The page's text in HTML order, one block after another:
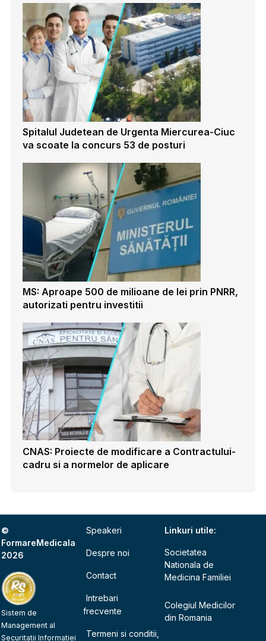
Spitalul Judetean de Urgenta Miercurea-Ciuc
va scoate la concurs 53 de posturi
MS: Aproape 500 de milioane de lei prin PNRR,
autorizati pentru investitii
CNAS: Proiecte de modificare a Contractului-
cadru si a normelor de aplicare
©
FormareMedicala
2026
Sistem de
Management al
Securitatii Informatiei
Speakeri
Despre noi
Contact
Intrebari
frecvente
Termeni si conditii,
Linkuri utile:
Societatea
Nationala de
Medicina Familiei
Colegiul Medicilor
din Romania